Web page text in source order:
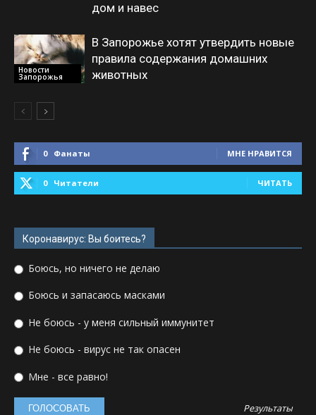
дом и навес
Новости
Запорожья
В Запорожье хотят утвердить новые
правила содержания домашних
животных
0 Фанаты МНЕ НРАВИТСЯ
0 Читатели ЧИТАТЬ
Коронавирус: Вы боитесь?
Боюсь, но ничего не делаю
Боюсь и запасаюсь масками
Не боюсь - у меня сильный иммунитет
Не боюсь - вирус не так опасен
Мне - все равно!
Результаты